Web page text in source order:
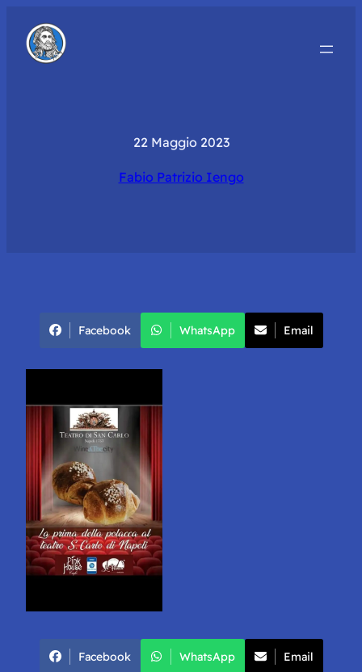
22 Maggio 2023
Fabio Patrizio Iengo
Facebook WhatsApp Email
Facebook WhatsApp Email